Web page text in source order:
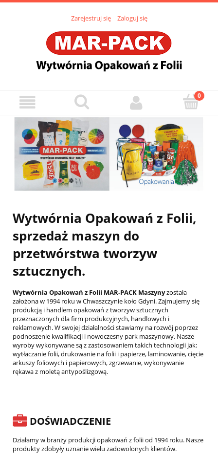
Zarejestruj się Zaloguj się
Wytwórnia Opakowań z Folii,
sprzedaż maszyn do
przetwórstwa tworzyw
sztucznych.
Wytwórnia Opakowań z Folii MAR-PACK Maszynyzostała
założona w 1994 roku w Chwaszczynie koło Gdyni. Zajmujemy się
produkcją i handlem opakowań z tworzyw sztucznych
przeznaczonych dla firm produkcyjnych, handlowych i
reklamowych. W swojej działalności stawiamy na rozwój poprzez
podnoszenie kwalifikacji i nowoczesny park maszynowy. Nasze
wyroby wykonywane są z zastosowaniem takich technologii jak:
wytłaczanie folii, drukowanie na folii i papierze, laminowanie, cięcie
arkuszy foliowych i papierowych, zgrzewanie, wykonywanie
rękawa z moletą antypoślizgową.
DOŚWIADCZENIE
Działamy w branży produkcji opakowań z folii od 1994 roku. Nasze
produkty zdobyły uznanie wielu zadowolonych klientów.